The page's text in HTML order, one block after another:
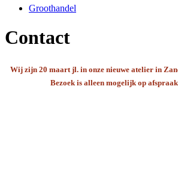
Groothandel
Contact
Wij zijn 20 maart jl. in onze nieuwe atelier in
Bezoek is alleen mogelijk op